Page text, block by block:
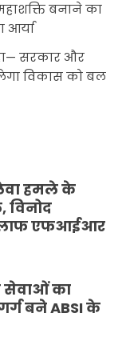
बनाने का
सरकार और
विकास को बल
हमले के
विनोद
एफआईआर
सेवाओं का
बने ABSI के